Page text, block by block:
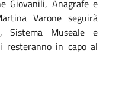
Giovanili, Anagrafe e
Varone seguirà
Sistema Museale e
resteranno in capo al